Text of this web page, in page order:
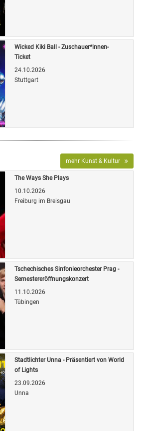
Wicked Kiki Ball - Zuschauer*innen-
Ticket
24.10.2026
Stuttgart
mehr Kunst & Kultur
The Ways She Plays
10.10.2026
Freiburg im Breisgau
Tschechisches Sinfonieorchester Prag -
Semestereröffnungskonzert
11.10.2026
Tübingen
Stadtlichter Unna - Präsentiert von World
of Lights
23.09.2026
Unna